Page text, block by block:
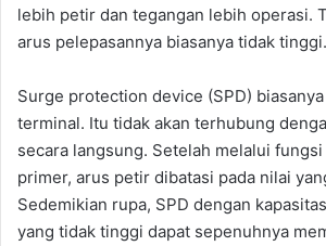
lebih petir dan tegangan lebih operasi.
arus pelepasannya biasanya tidak tinggi.
Surge protection device (SPD)
terminal. Itu tidak akan terhubung
secara langsung. Setelah melalui
primer, arus petir dibatasi pada nilai
Sedemikian rupa, SPD dengan
yang tidak tinggi dapat sepenuhnya